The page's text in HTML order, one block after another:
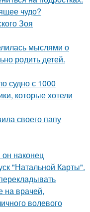
чудо?
Зоя
мыслями о
родить детей.
судно с 1000
которые хотели
своего папу
наконец
"Натальной Карты".
на врачей,
волевого